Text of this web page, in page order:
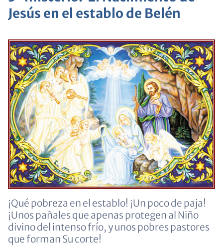
Jesús en el establo de Belén
¡Qué pobreza en el establo! ¡Un poco de paja!
¡Unos pañales que apenas protegen al Niño
divino del intenso frío, y unos pobres pastores
que forman Su corte!